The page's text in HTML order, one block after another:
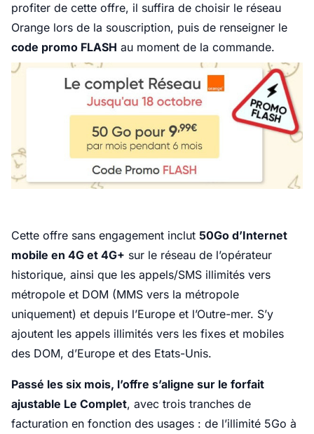
profiter de cette offre, il suffira de choisir le réseau
Orange lors de la souscription, puis de renseigner le
code promo FLASH au moment de la commande.
Cette offre sans engagement inclut 50Go d’Internet
mobile en 4G et 4G+ sur le réseau de l’opérateur
historique, ainsi que les appels/SMS illimités vers
métropole et DOM (MMS vers la métropole
uniquement) et depuis l’Europe et l’Outre-mer. S’y
ajoutent les appels illimités vers les fixes et mobiles
des DOM, d’Europe et des Etats-Unis.
Passé les six mois, l’offre s’aligne sur le forfait
ajustable Le Complet, avec trois tranches de
facturation en fonction des usages : de l’illimité 5Go à